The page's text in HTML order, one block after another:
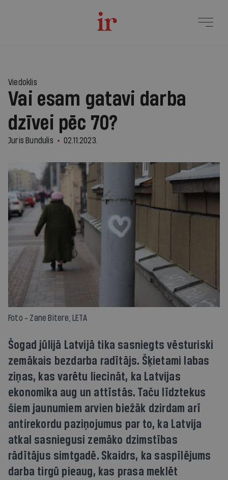
Viedoklis
Vai esam gatavi darba
dzīvei pēc 70?
Juris Bundulis 02.11.2023.
Foto - Zane Bitere, LETA
Šogad jūlijā Latvijā tika sasniegts vēsturiski
zemākais bezdarba radītājs. Šķietami labas
ziņas, kas varētu liecināt, ka Latvijas
ekonomika aug un attīstās. Taču līdztekus
šiem jaunumiem arvien biežāk dzirdam arī
antirekordu paziņojumus par to, ka Latvija
atkal sasniegusi zemāko dzimstības
rādītājus simtgadē. Skaidrs, ka saspīlējums
darba tirgū pieaug, kas prasa meklēt